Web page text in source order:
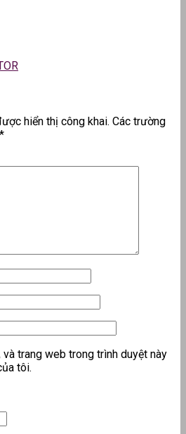
hiển thị công khai. Các trường
*
trang web trong trình duyệt này
tôi.